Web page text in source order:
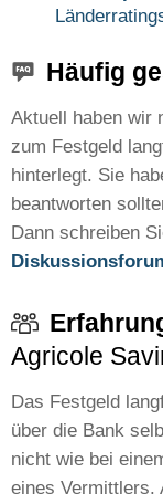
Häufig
Aktuell haben wir
zum Festgeld
hinterlegt. Sie
beantworten
Dann schreiben
Agricole
Das Festgeld
über die Bank
nicht wie bei
eines Vermittlers.